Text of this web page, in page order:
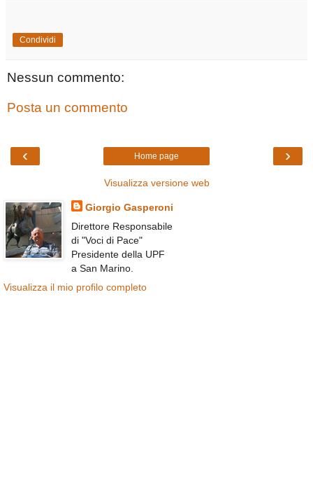
Condividi
Nessun commento:
Posta un commento
‹ ›
Home page
Visualizza versione web
Giorgio Gasperoni
Direttore Responsabile
di "Voci di Pace"
Presidente della UPF
a San Marino.
Visualizza il mio profilo completo